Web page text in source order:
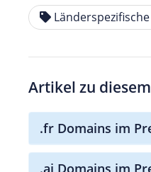
Artikel zu
.fr Domains im
.ai Domains im